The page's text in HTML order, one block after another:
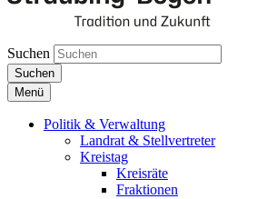
Suchen
Suchen
Menü
Politik & Verwaltung
Landrat & Stellvertreter
Kreistag
Kreisräte
Fraktionen